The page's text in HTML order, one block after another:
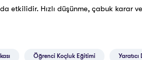
etkilidir. Hızlı düşünme, çabuk karar
Öğrenci Koçluk Eğitimi